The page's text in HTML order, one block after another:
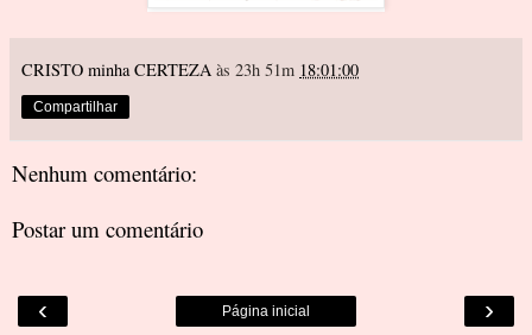
CRISTO minha CERTEZA às 23h 51m 18:01:00
Compartilhar
Nenhum comentário:
Postar um comentário
‹ ›
Página inicial